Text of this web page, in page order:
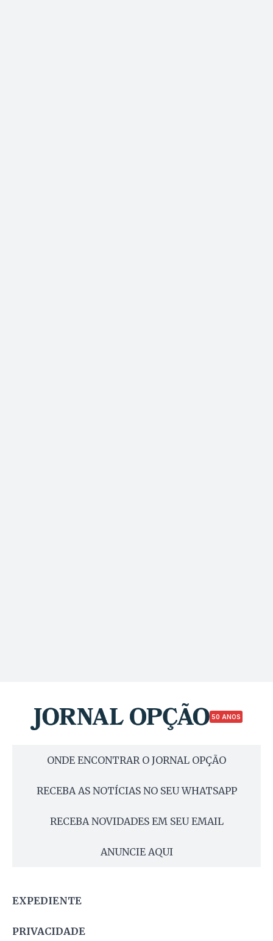
50 ANOS
ONDE ENCONTRAR O JORNAL OPÇÃO
RECEBA AS NOTÍCIAS NO SEU WHATSAPP
RECEBA NOVIDADES EM SEU EMAIL
ANUNCIE AQUI
EXPEDIENTE
PRIVACIDADE